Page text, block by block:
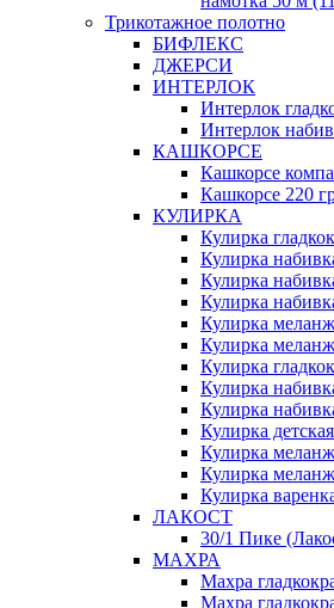
Трикотажное полотно
БИФЛЕКС
ДЖЕРСИ
ИНТЕРЛОК
Интерлок
Интерлок
КАШКОРСЕ
Кашкорсе
Кашкорсе 220
КУЛИРКА
Кулирка
Кулирка
Кулирка
Кулирка
Кулирка
Кулирка
Кулирка
Кулирка
Кулирка
Кулирка
Кулирка
Кулирка
Кулирка
ЛАКОСТ
30/1 Пике
МАХРА
Махра
Махра